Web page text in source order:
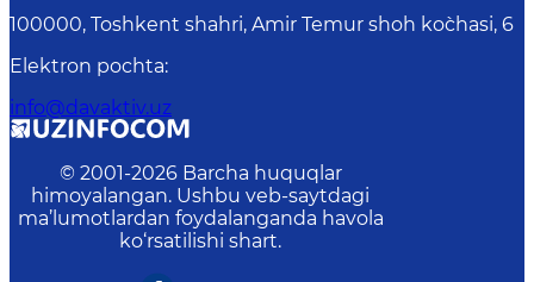
100000, Toshkent shahri, Amir Temur shoh ko`chasi, 6
Elektron pochta:
info@davaktiv.uz
© 2001-2026 Barcha huquqlar
himoyalangan. Ushbu veb-saytdagi
ma’lumotlardan foydalanganda havola
ko‘rsatilishi shart.